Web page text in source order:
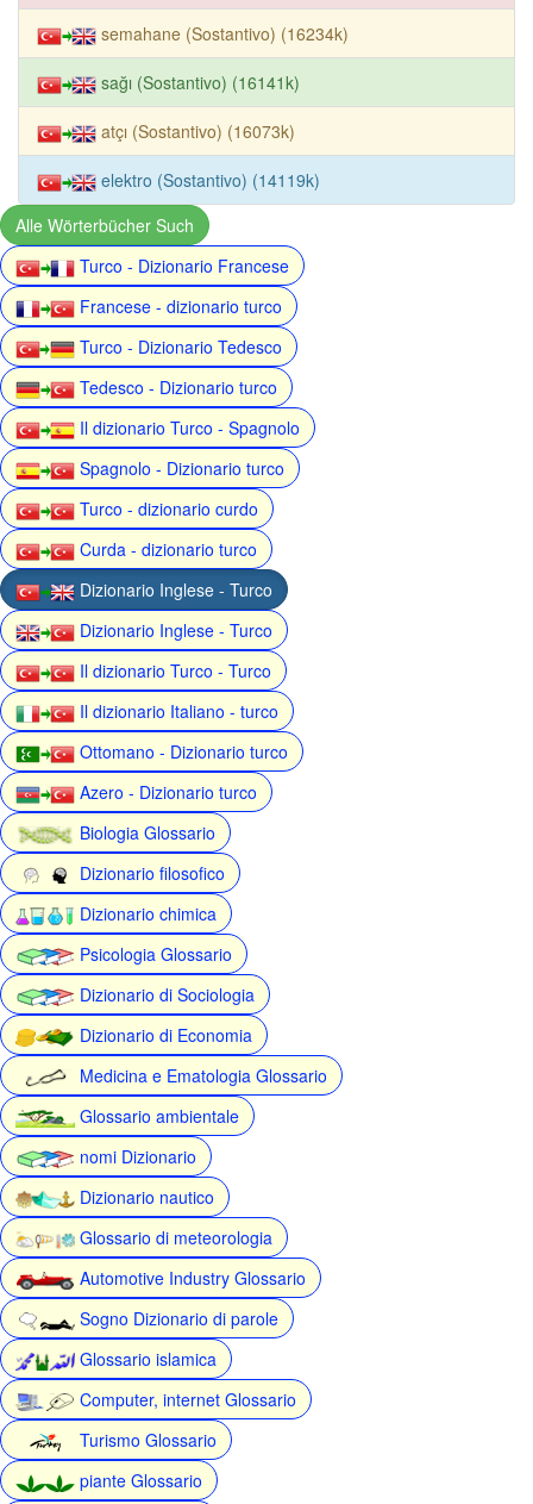
semahane (Sostantivo) (16234k)
sağı (Sostantivo) (16141k)
atçı (Sostantivo) (16073k)
elektro (Sostantivo) (14119k)
Alle Wörterbücher Such
Turco - Dizionario Francese
Francese - dizionario turco
Turco - Dizionario Tedesco
Tedesco - Dizionario turco
Il dizionario Turco - Spagnolo
Spagnolo - Dizionario turco
Turco - dizionario curdo
Curda - dizionario turco
Dizionario Inglese - Turco
Dizionario Inglese - Turco
Il dizionario Turco - Turco
Il dizionario Italiano - turco
Ottomano - Dizionario turco
Azero - Dizionario turco
Biologia Glossario
Dizionario filosofico
Dizionario chimica
Psicologia Glossario
Dizionario di Sociologia
Dizionario di Economia
Medicina e Ematologia Glossario
Glossario ambientale
nomi Dizionario
Dizionario nautico
Glossario di meteorologia
Automotive Industry Glossario
Sogno Dizionario di parole
Glossario islamica
Computer, internet Glossario
Turismo Glossario
piante Glossario